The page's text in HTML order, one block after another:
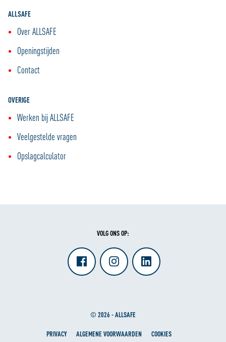
ALLSAFE
Over ALLSAFE
Openingstijden
Contact
OVERIGE
Werken bij ALLSAFE
Veelgestelde vragen
Opslagcalculator
VOLG ONS OP:
© 2026 - ALLSAFE
PRIVACY ALGEMENE VOORWAARDEN COOKIES